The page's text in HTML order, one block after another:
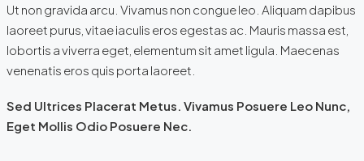
Ut non gravida arcu. Vivamus non congue leo. Aliquam dapibus
laoreet purus, vitae iaculis eros egestas ac. Mauris massa est,
lobortis a viverra eget, elementum sit amet ligula. Maecenas
venenatis eros quis porta laoreet.
Sed Ultrices Placerat Metus. Vivamus Posuere Leo Nunc,
Eget Mollis Odio Posuere Nec.